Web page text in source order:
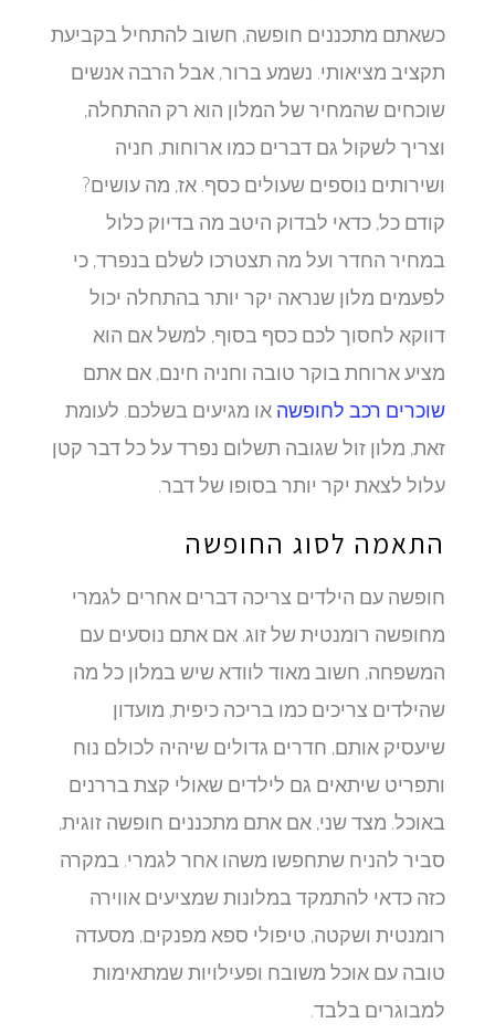
כשאתם מתכננים חופשה, חשוב להתחיל בקביעת
תקציב מציאותי. נשמע ברור, אבל הרבה אנשים
שוכחים שהמחיר של המלון הוא רק ההתחלה,
וצריך לשקול גם דברים כמו ארוחות, חניה
ושירותים נוספים שעולים כסף. אז, מה עושים?
קודם כל, כדאי לבדוק היטב מה בדיוק כלול
במחיר החדר ועל מה תצטרכו לשלם בנפרד, כי
לפעמים מלון שנראה יקר יותר בהתחלה יכול
דווקא לחסוך לכם כסף בסוף, למשל אם הוא
מציע ארוחת בוקר טובה וחניה חינם, אם אתם
שוכרים רכב לחופשהאו מגיעים בשלכם. לעומת
זאת, מלון זול שגובה תשלום נפרד על כל דבר קטן
עלול לצאת יקר יותר בסופו של דבר.
התאמה לסוג החופשה
חופשה עם הילדים צריכה דברים אחרים לגמרי
מחופשה רומנטית של זוג. אם אתם נוסעים עם
המשפחה, חשוב מאוד לוודא שיש במלון כל מה
שהילדים צריכים כמו בריכה כיפית, מועדון
שיעסיק אותם, חדרים גדולים שיהיה לכולם נוח
ותפריט שיתאים גם לילדים שאולי קצת בררנים
באוכל. מצד שני, אם אתם מתכננים חופשה זוגית,
סביר להניח שתחפשו משהו אחר לגמרי. במקרה
כזה כדאי להתמקד במלונות שמציעים אווירה
רומנטית ושקטה, טיפולי ספא מפנקים, מסעדה
טובה עם אוכל משובח ופעילויות שמתאימות
למבוגרים בלבד.